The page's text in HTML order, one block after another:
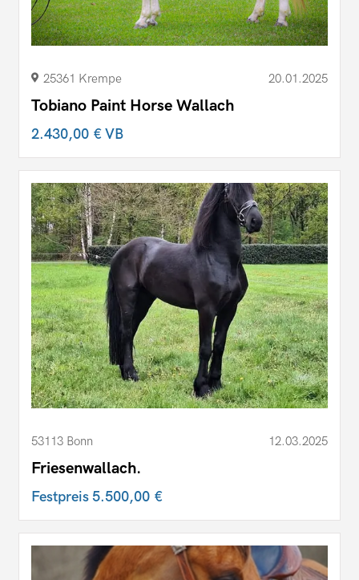
25361 Krempe 20.01.2025
Tobiano Paint Horse Wallach
2.430,00 €VB
53113 Bonn 12.03.2025
Friesenwallach.
Festpreis5.500,00 €